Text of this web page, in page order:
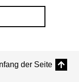
der Seite